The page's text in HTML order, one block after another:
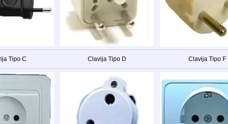
Tipo C Clavija Tipo D Clavija Tipo F